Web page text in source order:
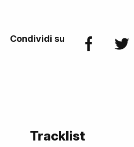
Condividi su
Tracklist